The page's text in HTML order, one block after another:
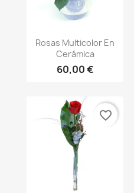
Vista rápida
Rosas Multicolor En
Cerámica
60,00 €
favorite_border